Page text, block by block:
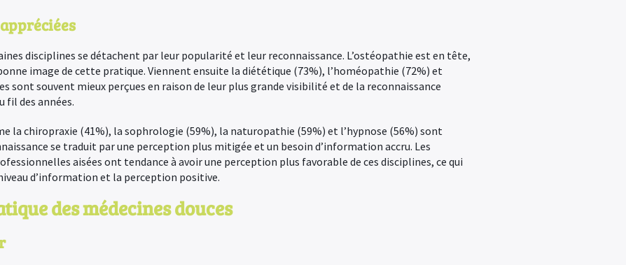
disciplines se détachent par leur popularité et leur reconnaissance. L’ostéopathie est en tête,
image de cette pratique. Viennent ensuite la diététique (73%), l’homéopathie (72%) et
sont souvent mieux perçues en raison de leur plus grande visibilité et de la reconnaissance
fil des années.
la chiropraxie (41%), la sophrologie (59%), la naturopathie (59%) et l’hypnose (56%) sont
se traduit par une perception plus mitigée et un besoin d’information accru. Les
aisées ont tendance à avoir une perception plus favorable de ces disciplines, ce qui
d’information et la perception positive.
des médecines douces